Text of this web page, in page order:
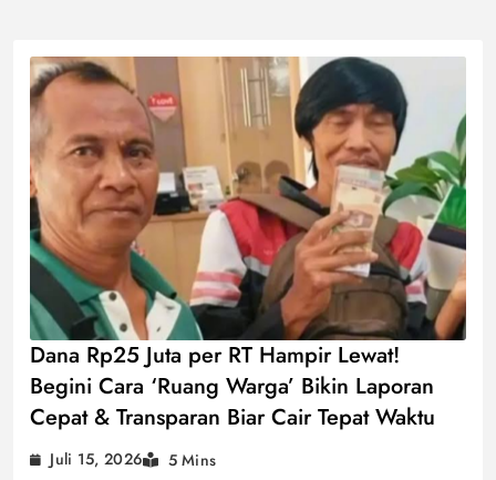
Cepat & Transparan
Biar Cair Tepat Waktu
Dana Rp25 Juta per RT Hampir Lewat!
Begini Cara ‘Ruang Warga’ Bikin Laporan
Cepat & Transparan Biar Cair Tepat Waktu
Juli 15, 2026 5 Mins